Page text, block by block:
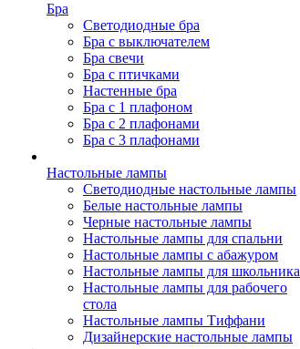
Бра
Светодиодные бра
Бра с выключателем
Бра свечи
Бра с птичками
Настенные бра
Бра с 1 плафоном
Бра с 2 плафонами
Бра с 3 плафонами
Настольные лампы
Светодиодные настольные лампы
Белые настольные лампы
Черные настольные лампы
Настольные лампы для спальни
Настольные лампы с абажуром
Настольные лампы для школьника
Настольные лампы для рабочего
стола
Настольные лампы Тиффани
Дизайнерские настольные лампы